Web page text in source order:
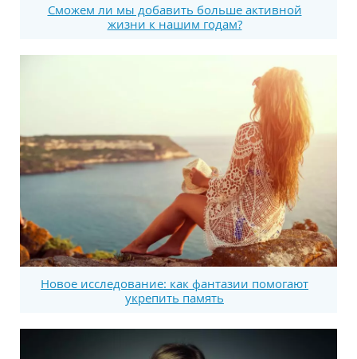
Сможем ли мы добавить больше активной
жизни к нашим годам?
Новое исследование: как фантазии помогают
укрепить память